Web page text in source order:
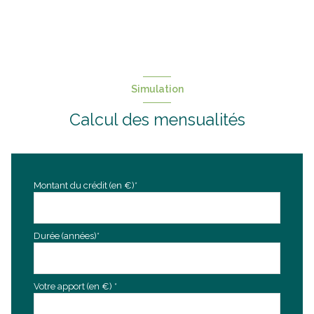
Simulation
Calcul des mensualités
Montant du crédit (en €)*
Durée (années)*
Votre apport (en €) *